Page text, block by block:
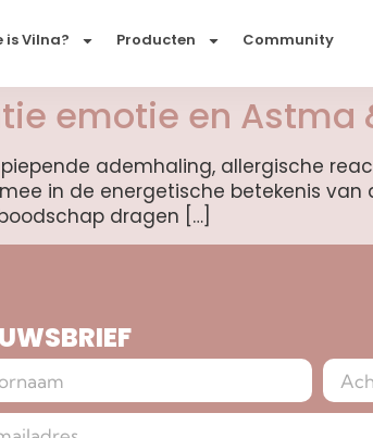
is Vilna? Producten Community
emotie en Astma
ademhaling, allergische
in de energetische betekenis
dragen […]